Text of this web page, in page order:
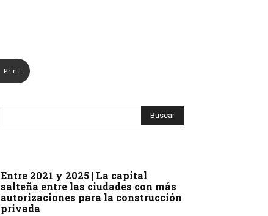
Print
Entre 2021 y 2025 | La capital
salteña entre las ciudades con más
autorizaciones para la construcción
privada